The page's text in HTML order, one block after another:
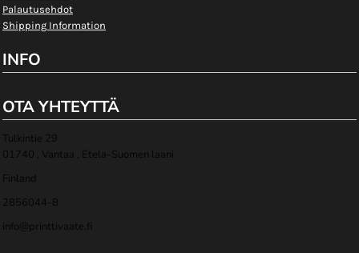
Palautusehdot
Shipping Information
INFO
OTA YHTEYTTÄ
Tulkintie 29
01740 , Vantaa , Etela-Suomen laani
Finland
2856044-8
info@printtivaate.fi